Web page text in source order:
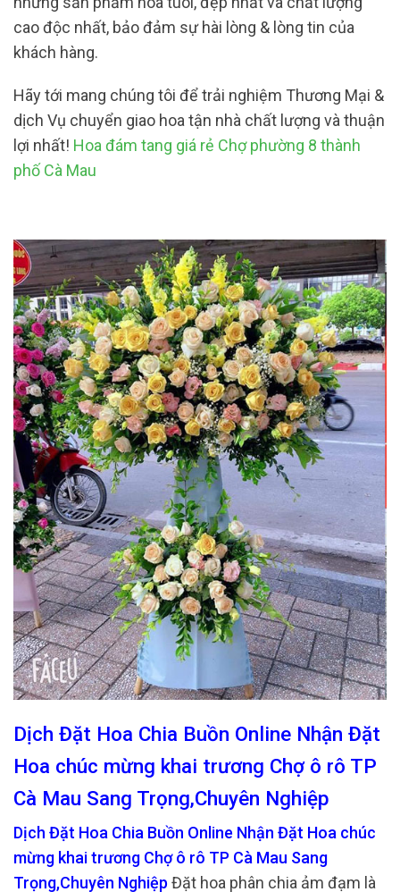
cao độc nhất, bảo đảm sự hài lòng & lòng tin của
khách hàng.
Hãy tới mang chúng tôi để trải nghiệm Thương Mại &
dịch Vụ chuyển giao hoa tận nhà chất lượng và thuận
lợi nhất! Hoa đám tang giá rẻ Chợ phường 8 thành
phố Cà Mau
Dịch Đặt Hoa Chia Buồn Online Nhận Đặt
Hoa chúc mừng khai trương Chợ ô rô TP
Cà Mau Sang Trọng,Chuyên Nghiệp
Dịch Đặt Hoa Chia Buồn Online Nhận Đặt Hoa chúc
mừng khai trương Chợ ô rô TP Cà Mau Sang
Trọng,Chuyên Nghiệp Đặt hoa phân chia ảm đạm là